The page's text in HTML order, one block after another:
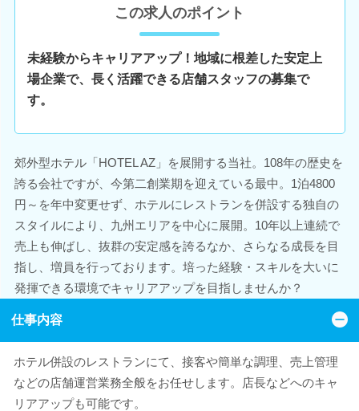
この求人のポイント
未経験からキャリアアップ！地域に根差した安定上
場企業で、長く活躍できる店舗スタッフの募集で
す。
郊外型ホテル「HOTEL AZ」を展開する当社。108年の歴史を
誇る会社ですが、今第二創業期を迎えている最中。1泊4800
円～を年中変更せず、ホテルにレストランを併設する独自の
スタイルにより、九州エリアを中心に展開。10年以上連続で
売上も伸ばし、抜群の安定感を誇るなか、さらなる成長を目
指し、増員を行っております。培った経験・スキルを大いに
発揮できる環境でキャリアアップを目指しませんか？
仕事内容
ホテル併設のレストランにて、接客や簡単な調理、売上管理
などの店舗運営業務全般をお任せします。店長などへのキャ
リアアップも可能です。